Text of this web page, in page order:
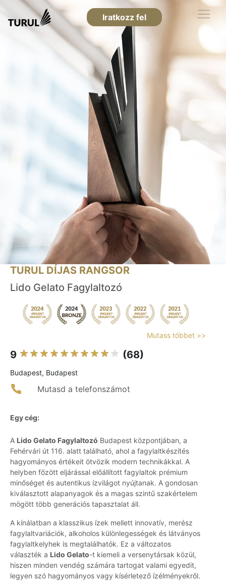
Iratkozz fel
TURUL DÍJAS RANGSOR
Lido Gelato Fagylaltozó
Mutass többet >>
9 (68)
Budapest, Budapest
Mutasd a telefonszámot
Egy cég:
A Lido Gelato Fagylaltozó Budapest központjában, a
Fehérvári út 116. alatt található, ahol a fagylaltkészítés
hagyományos értékeit ötvözik modern technikákkal. A
helyben főzött eljárással előállított fagylaltok prémium
minőséget és autentikus ízvilágot nyújtanak. A gondosan
kiválasztott alapanyagok és a magas szintű szakértelem
mögött több generációs tapasztalat áll.
A kínálatban a klasszikus ízek mellett innovatív, merész
fagylaltvariációk, alkoholos különlegességek és látványos
fagylaltkelyhek is megtalálhatók. Ez a változatos
választék a Lido Gelato-t kiemeli a versenytársak közül,
hiszen minden vendég számára tartogat valami egyedit,
legyen szó hagyományos vagy kísérletező ízélményekről.